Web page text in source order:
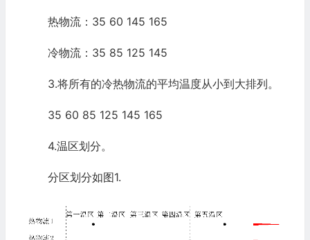
热物流：35 60 145 165
冷物流：35 85 125 145
3.将所有的冷热物流的平均温度从小到大排列。
35 60 85 125 145 165
4.温区划分。
分区划分如图1.